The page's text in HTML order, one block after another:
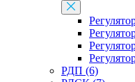
РДП (6)